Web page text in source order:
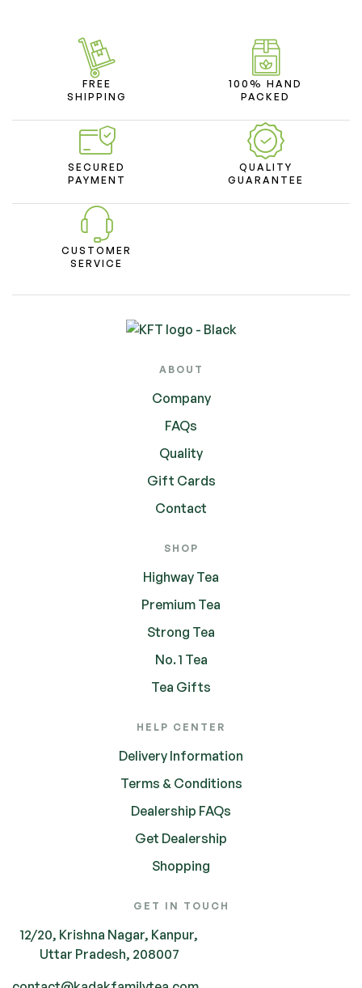
FREE
SHIPPING
100% HAND
PACKED
SECURED
PAYMENT
QUALITY
GUARANTEE
CUSTOMER
SERVICE
ABOUT
Company
FAQs
Quality
Gift Cards
Contact
SHOP
Highway Tea
Premium Tea
Strong Tea
No. 1 Tea
Tea Gifts
HELP CENTER
Delivery Information
Terms & Conditions
Dealership FAQs
Get Dealership
Shopping
GET IN TOUCH
12/20, Krishna Nagar, Kanpur,
Uttar Pradesh, 208007